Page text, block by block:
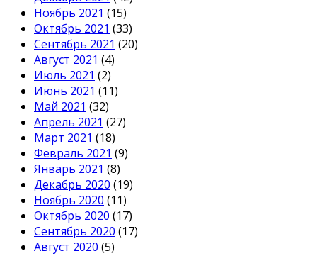
Ноябрь 2021 (15)
Октябрь 2021 (33)
Сентябрь 2021 (20)
Август 2021 (4)
Июль 2021 (2)
Июнь 2021 (11)
Май 2021 (32)
Апрель 2021 (27)
Март 2021 (18)
Февраль 2021 (9)
Январь 2021 (8)
Декабрь 2020 (19)
Ноябрь 2020 (11)
Октябрь 2020 (17)
Сентябрь 2020 (17)
Август 2020 (5)